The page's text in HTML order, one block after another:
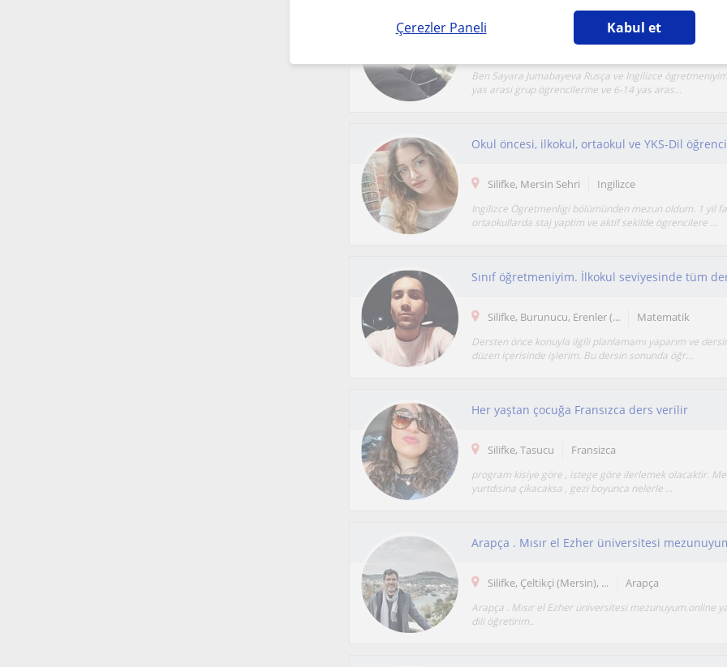
Çerezler Paneli Kabul et
Ben Sayara Jumabayeva Rusça ve Ingilizce
yas arasi grup ögrencilerine ve 6-14 yas aras...
Silifke, Mersin Sehri Ingilizce
Ingilizce Ögretmenligi bölümünden mezun oldum. 1 yil
ortaokullarda staj yaptim ve aktif sekilde ögrencilere ...
Silifke, Burunucu, Erenler (... Matematik
Dersten önce konuyla ilgili planlamamı yaparım ve
düzen içerisinde işlerim. Bu dersin sonunda öğr...
Her yaştan çocuğa Fransızca ders verilir
Silifke, Tasucu Fransizca
program kisiye göre , istege göre ilerlemek olacaktir.
yurtdisina çikacaksa , gezi boyunca nelerle ...
Silifke, Çeltikçi (Mersin), ... Arapça
Arapça . Mısır el Ezher üniversitesi mezunuyum.online
dili öğretirim..